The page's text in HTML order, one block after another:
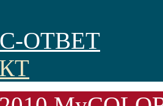
ОТВЕТ